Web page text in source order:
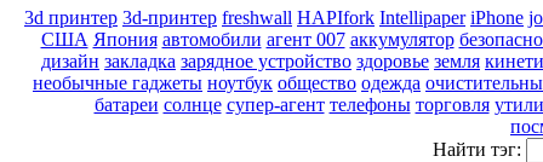
3d принтер 3d-принтер freshwall HAPIfork Intellipaper iPhone
США Япония автомобили агент 007 аккумулятор
дизайн закладка зарядное устройство здоровье земля
необычные гаджеты ноутбук общество одежда
батареи солнце супер-агент телефоны торговля
Найти тэг: